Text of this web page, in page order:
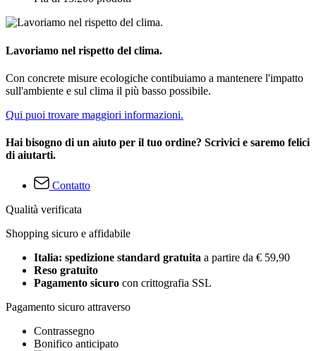
Lavoriamo nel rispetto del clima.
Con concrete misure ecologiche contibuiamo a mantenere l'impatto
sull'ambiente e sul clima il più basso possibile.
Qui puoi trovare maggiori informazioni.
Hai bisogno di un aiuto per il tuo ordine? Scrivici e saremo felici
di aiutarti.
Contatto
Qualità verificata
Shopping sicuro e affidabile
Italia: spedizione standard gratuita a partire da € 59,90
Reso gratuito
Pagamento sicuro con crittografia SSL
Pagamento sicuro attraverso
Contrassegno
Bonifico anticipato